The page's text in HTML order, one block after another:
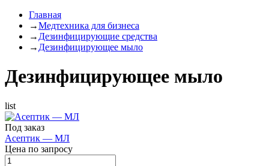
Главная
→Медтехника для бизнеса
→ Дезинфицирующие средства
→ Дезинфицирующее мыло
Дезинфицирующее мыло
list
Под заказ
Асептик — МЛ
Цена по запросу